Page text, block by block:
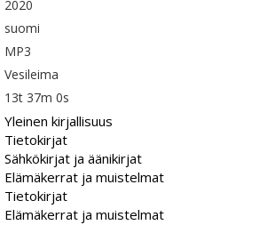
2020
suomi
MP3
Vesileima
13t 37m 0s
Yleinen kirjallisuus
Tietokirjat
Sähkökirjat ja äänikirjat
Elämäkerrat ja muistelmat
Tietokirjat
Elämäkerrat ja muistelmat